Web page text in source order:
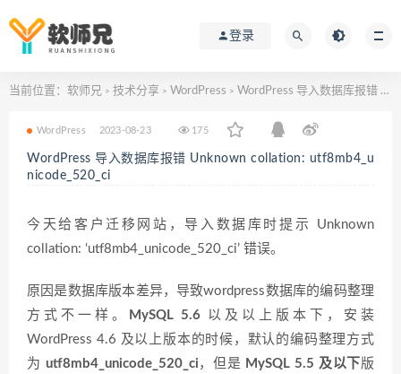
登录
当前位置： 软师兄 > 技术分享 > WordPress > WordPress 导入数据库报错 Unknown collation: utf8mb4_unicode_520_ci
WordPress 2023-08-23 175
WordPress 导入数据库报错 Unknown collation: utf8mb4_u
nicode_520_ci
今天给客户迁移网站，导入数据库时提示 Unknown
collation: ‘utf8mb4_unicode_520_ci’ 错误。
原因是数据库版本差异，导致wordpress数据库的编码整理
方式不一样。
MySQL 5.6 以及以上版本下，安装
WordPress 4.6 及以上版本的时候，默认的编码整理方式
为 utf8mb4_unicode_520_ci ，但是 MySQL 5.5 及以下 版